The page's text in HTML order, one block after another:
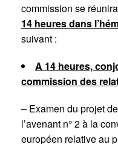
commission se réunira
14 heures dans
suivant :
A 14 heures,
commission des
– Examen du projet
l’avenant n° 2 à la
européen relative au